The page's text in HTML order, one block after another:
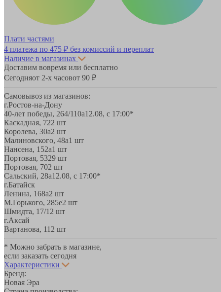
Плати частями
4 платежа по 475 ₽ без комиссий и переплат
Наличие в магазинах
Доставим вовремя или бесплатно
Сегодняот 2-х часовот 90 ₽
Самовывоз из магазинов:
г.Ростов-на-Дону
40-лет победы, 264/110а12.08, с 17:00*
Каскадная, 722 шт
Королева, 30а2 шт
Малиновского, 48а1 шт
Нансена, 152а1 шт
Портовая, 5329 шт
Портовая, 702 шт
Сальский, 28a12.08, с 17:00*
г.Батайск
Ленина, 168а2 шт
М.Горького, 285е2 шт
Шмидта, 17/1 2 шт
г.Аксай
Вартанова, 11 2 шт
* Можно забрать в магазине,
если заказать сегодня
Характеристики
Бренд:
Новая Эра